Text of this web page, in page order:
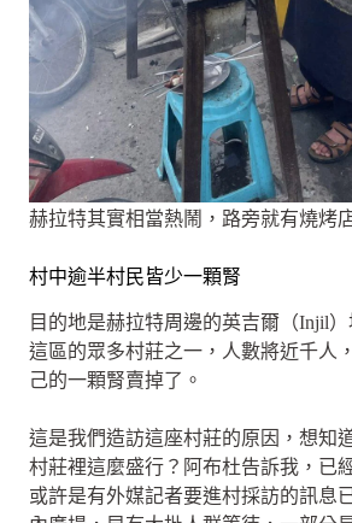
赫拉特其實相當熱鬧，路旁就有燒烤
村中逾半村民皆少一顆腎
目的地是赫拉特周邊的英吉爾（Injil
這區的眾多村莊之一，人數將近千人
己的一顆腎賣掉了。
這是我們造訪這座村莊的原因，想知
村莊裡這麼盛行？阿布杜告訴我，已
或許是有外媒記者要進村採訪的訊息